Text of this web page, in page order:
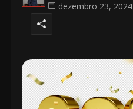
dezembro 23, 2024